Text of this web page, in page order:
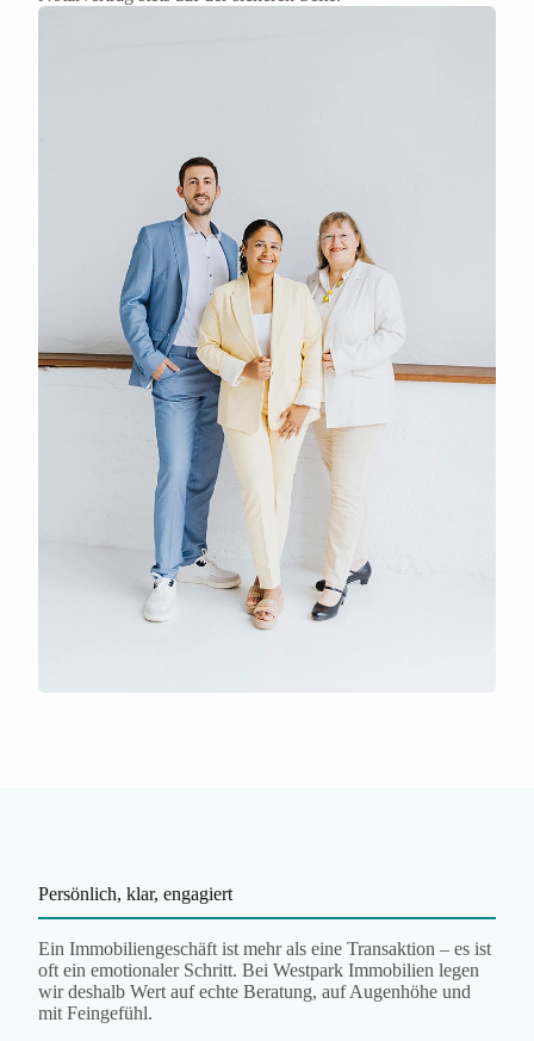
Persönlich, klar, engagiert
Ein Immobiliengeschäft ist mehr als eine Transaktion – es ist
oft ein emotionaler Schritt. Bei Westpark Immobilien legen
wir deshalb Wert auf echte Beratung, auf Augenhöhe und
mit Feingefühl.